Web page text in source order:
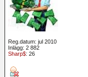
Reg.datum: jul 2010
Inlägg: 2 882
Sharp$: 26